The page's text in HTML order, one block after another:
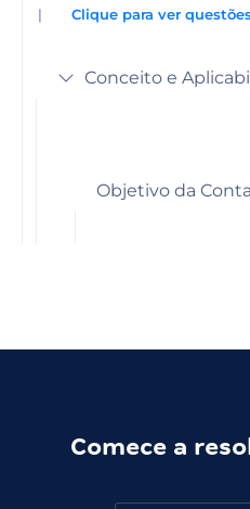
| Clique para ver
Conceito e
Objetivo da
Comece a